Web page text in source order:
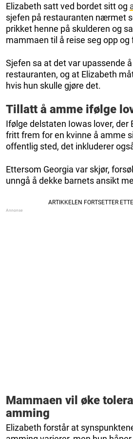
Elizabeth satt ved bordet sitt og
sjefen på restauranten nærmet
prikket henne på skulderen og
mammaen til å reise seg opp
Sjefen sa at det var upassende
restauranten, og at Elizabeth
hvis hun skulle gjøre det.
Tillatt å amme ifølge
Ifølge delstaten Iowas lover, der
fritt frem for en kvinne å amme
offentlig sted, det inkluderer
Ettersom Georgia var skjør,
unngå å dekke barnets ansikt
Mammaen vil øke
amming
Elizabeth forstår at